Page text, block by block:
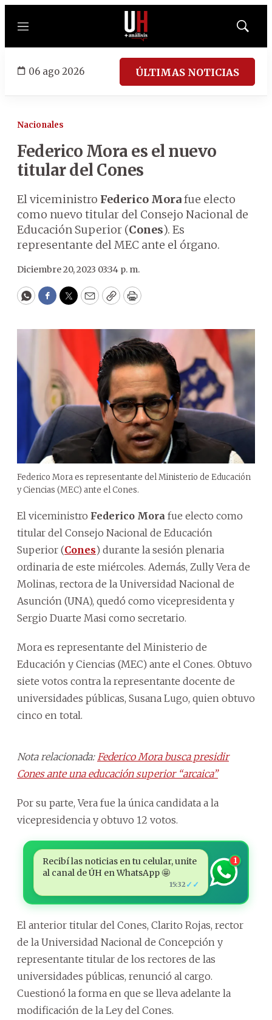
Menú
Mostrar
06 ago 2026 ÚLTIMAS NOTICIAS
Nacionales
Federico Mora es el nuevo
titular del Cones
El viceministro Federico Morafue electo
como nuevo titular del Consejo Nacional de
Educación Superior (Cones). Es
representante del MEC ante el órgano.
Diciembre 20, 2023 03:34 p. m.
WhatsApp
Facebook
Twitter
EmailCopyPrint
Federico Mora es representante del Ministerio de Educación
y Ciencias (MEC) ante el Cones.
El viceministro Federico Mora fue electo como
titular del Consejo Nacional de Educación
Superior (Cones) durante la sesión plenaria
ordinaria de este miércoles. Además, Zully Vera de
Molinas, rectora de la Universidad Nacional de
Asunción (UNA), quedó como vicepresidenta y
Sergio Duarte Masi como secretario.
Mora es representante del Ministerio de
Educación y Ciencias (MEC) ante el Cones. Obtuvo
siete votos contra la representante docente de
universidades públicas, Susana Lugo, quien obtuvo
cinco en total.
Nota relacionada: Federico Mora busca presidir
Cones ante una educación superior “arcaica”
Por su parte, Vera fue la única candidata a la
vicepresidencia y obtuvo 12 votos.
Recibí las noticias en tu celular, unite
al canal de ÚH en WhatsApp 🤩
15:32 ✓✓
1
El anterior titular del Cones, Clarito Rojas, rector
de la Universidad Nacional de Concepción y
representante titular de los rectores de las
universidades públicas, renunció al cargo.
Cuestionó la forma en que se lleva adelante la
modificación de la Ley del Cones.